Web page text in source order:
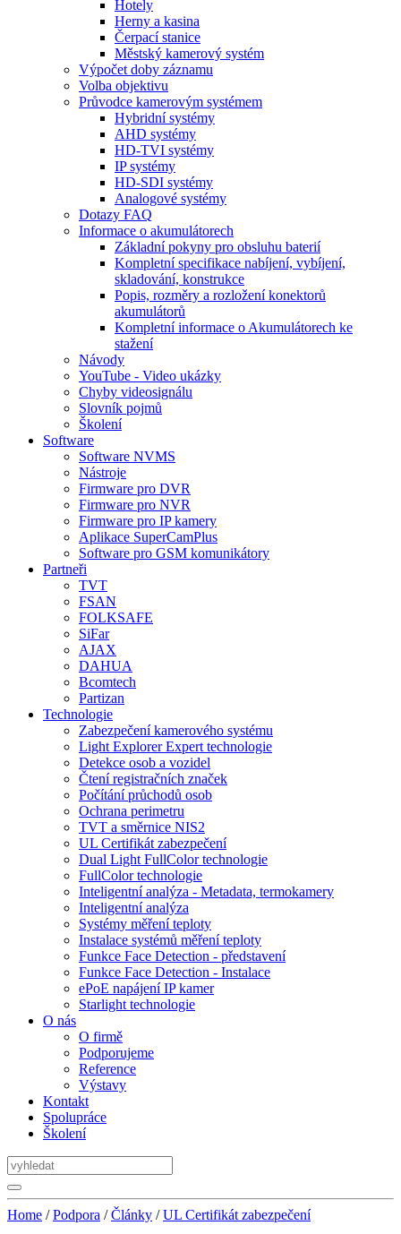
Hotely
Herny a kasina
Čerpací stanice
Městský kamerový systém
Výpočet doby záznamu
Volba objektivu
Průvodce kamerovým systémem
Hybridní systémy
AHD systémy
HD-TVI systémy
IP systémy
HD-SDI systémy
Analogové systémy
Dotazy FAQ
Informace o akumulátorech
Základní pokyny pro obsluhu baterií
Kompletní specifikace nabíjení, vybíjení,
skladování, konstrukce
Popis, rozměry a rozložení konektorů
akumulátorů
Kompletní informace o Akumulátorech ke
stažení
Návody
YouTube - Video ukázky
Chyby videosignálu
Slovník pojmů
Školení
Software
Software NVMS
Nástroje
Firmware pro DVR
Firmware pro NVR
Firmware pro IP kamery
Aplikace SuperCamPlus
Software pro GSM komunikátory
Partneři
TVT
FSAN
FOLKSAFE
SiFar
AJAX
DAHUA
Bcomtech
Partizan
Technologie
Zabezpečení kamerového systému
Light Explorer Expert technologie
Detekce osob a vozidel
Čtení registračních značek
Počítání průchodů osob
Ochrana perimetru
TVT a směrnice NIS2
UL Certifikát zabezpečení
Dual Light FullColor technologie
FullColor technologie
Inteligentní analýza - Metadata, termokamery
Inteligentní analýza
Systémy měření teploty
Instalace systémů měření teploty
Funkce Face Detection - představení
Funkce Face Detection - Instalace
ePoE napájení IP kamer
Starlight technologie
O nás
O firmě
Podporujeme
Reference
Výstavy
Kontakt
Spolupráce
Školení
Home / Podpora / Články / UL Certifikát zabezpečení